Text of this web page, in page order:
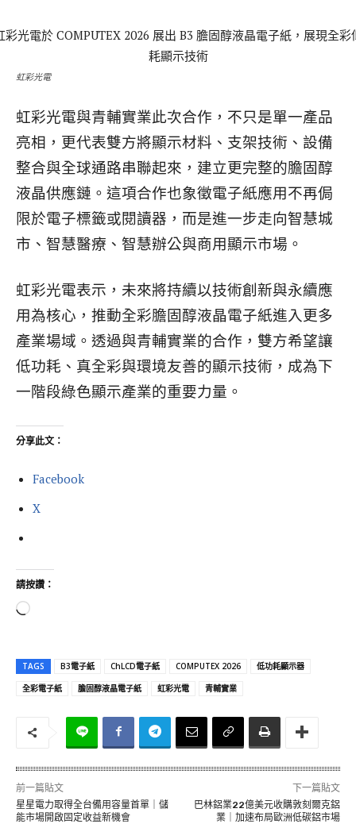
虹彩光電
虹彩光電與青輔實業此次合作，不只是單一產品
亮相，更代表雙方將顯示材料、支架技術、設備
整合與全球通路串聯起來，建立更完整的膽固醇
液晶供應鏈。這項合作也象徵電子紙應用不再侷
限於電子標籤或閱讀器，而是進一步走向智慧城
市、智慧醫療、智慧辦公與商用顯示市場。
虹彩光電表示，未來將持續以技術創新與永續應
用為核心，推動全彩膽固醇液晶電子紙進入更多
產業場域。透過與青輔實業的合作，雙方希望讓
低功耗、真全彩與環境友善的顯示技術，成為下
一階段綠色顯示產業的重要力量。
分享此文：
Facebook
X
請按讚：
正
入
.
.
TAGS B3電子紙 ChLCD電子紙 COMPUTEX 2026
低功耗顯示器
全彩電子紙
膽固醇液晶電子紙 虹彩光電 青輔實業
前一篇貼文
星星電力取得全台備用容量首單｜儲
能市場開啟固定收益新機會
下一篇貼文
巴林鋁業22億美元收購敦刻爾克鋁
業｜加速布局歐洲低碳鋁市場